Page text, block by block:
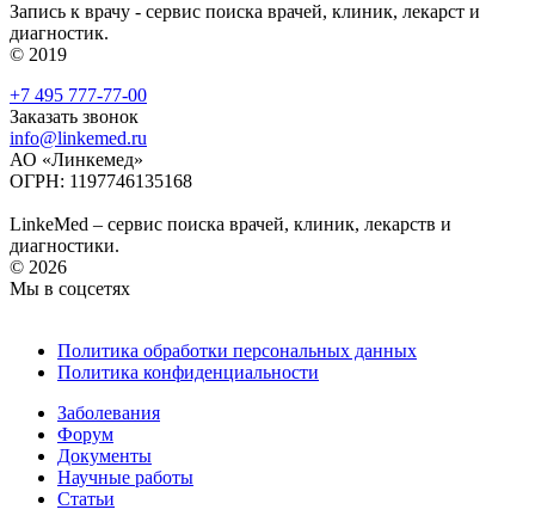
Запись к врачу - сервис поиска врачей, клиник, лекарст и
диагностик.
© 2019
+7 495 777-77-00
Заказать звонок
info@linkemed.ru
АО «Линкемед»
ОГРН: 1197746135168
LinkeMed – сервис поиска врачей, клиник, лекарств и
диагностики.
© 2026
Мы в соцсетях
Политика обработки персональных данных
Политика конфиденциальности
Заболевания
Форум
Документы
Научные работы
Статьи